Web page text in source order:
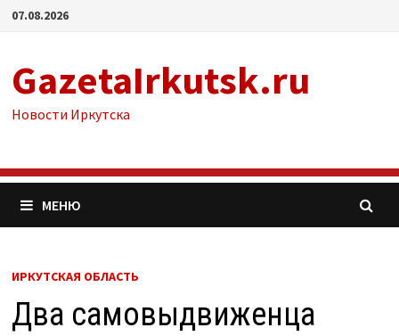
Перейти
07.08.2026
GazetaIrkutsk.ru
Новости Иркутска
МЕНЮ
ИРКУТСКАЯ ОБЛАСТЬ
Два самовыдвиженца